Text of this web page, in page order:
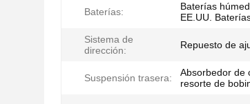
Baterías:
Baterías
EE.UU.
Sistema de
dirección:
Repuesto de
Suspensión trasera:
Absorbedor de
resorte de